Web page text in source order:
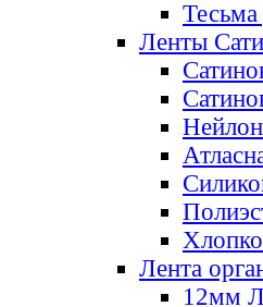
Тесьма
Ленты
Лента
12мм